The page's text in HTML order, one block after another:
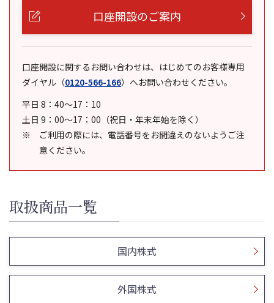
口座開設のご案内
口座開設に関するお問い合わせは、はじめてのお客様専用
ダイヤル （0120-566-166） へお問い合わせください。
平日 8：40～17：10
土日 9：00～17：00（祝日・年末年始を除く）
ご利用の際には、電話番号をお間違えのないようご注
意ください。
取扱商品一覧
国内株式
外国株式